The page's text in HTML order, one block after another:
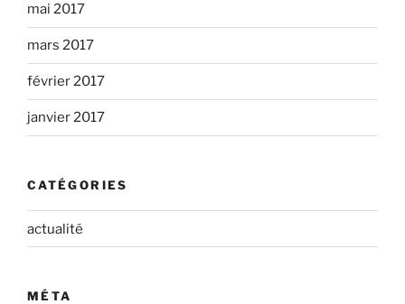
mai 2017
mars 2017
février 2017
janvier 2017
CATÉGORIES
actualité
MÉTA